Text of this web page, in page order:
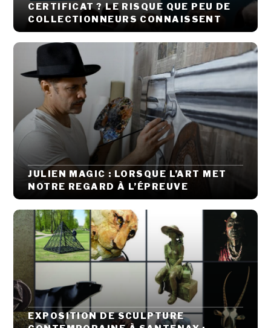
CERTIFICAT ? LE RISQUE QUE PEU DE
COLLECTIONNEURS CONNAISSENT
JULIEN MAGIC : LORSQUE L’ART MET
NOTRE REGARD À L’ÉPREUVE
EXPOSITION DE SCULPTURE